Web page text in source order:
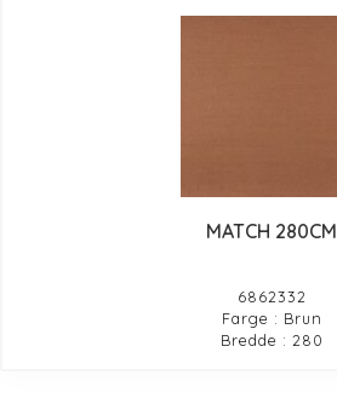
MATCH 280CM
6862332
Farge : Brun
Bredde : 280